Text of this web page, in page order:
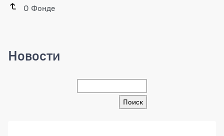
О Фонде
Новости